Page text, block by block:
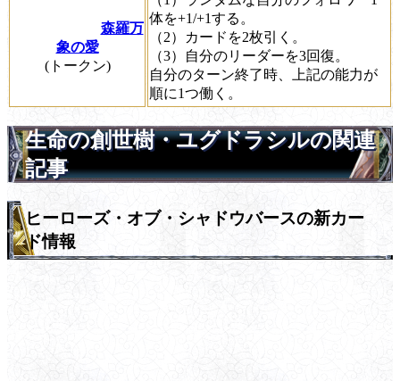
森羅万
象の愛
(トークン)
体を+1/+1する。
（2）カードを2枚引く。
（3）自分のリーダーを3回復。
自分のターン終了時、上記の能力が
順に1つ働く。
生命の創世樹・ユグドラシルの関連
記事
ヒーローズ・オブ・シャドウバースの新カー
ド情報